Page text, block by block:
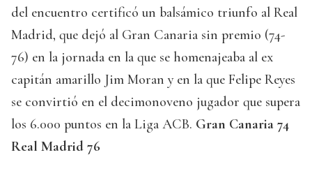
del encuentro certificó un balsámico triunfo al Real
Madrid, que dejó al Gran Canaria sin premio (74-
76) en la jornada en la que se homenajeaba al ex
capitán amarillo Jim Moran y en la que Felipe Reyes
se convirtió en el decimonoveno jugador que supera
los 6.000 puntos en la Liga ACB. Gran Canaria 74
Real Madrid 76